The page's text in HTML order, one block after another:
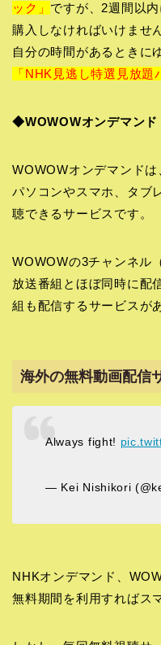
ック」 ですが、2週間以
購入しなければいけませ
自分の時間があるときに
「NHK見逃し特選見放題
◆WOWOWオンデマンド
WOWOWオンデマンドは
パソコンやスマホ、タブ
聴できるサービスです。
WOWOWの3チャンネル
放送番組とほぼ同時に配
組も配信するサービスが
海外の無料動画配信
Always fight!
— Kei Nishikori
NHKオンデマンド、
無料期間を利用すればス